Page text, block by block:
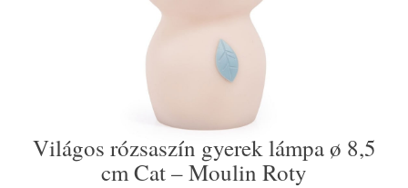
Világos rózsaszín gyerek lámpa ø 8,5
cm Cat – Moulin Roty